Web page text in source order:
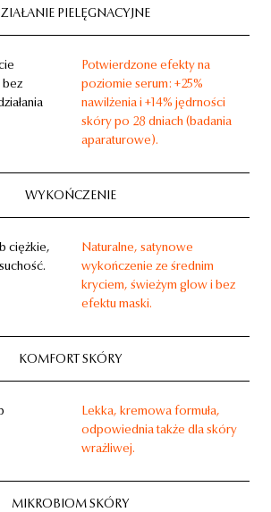
PIELĘGNACYJNE
bez
Potwierdzone efekty na
poziomie serum: +25%
nawilżenia i +14% jędrności
skóry po 28 dniach (badania
aparaturowe).
WYKOŃCZENIE
ciężkie,
Naturalne, satynowe
wykończenie ze średnim
kryciem, świeżym glow i bez
efektu maski.
KOMFORT SKÓRY
Lekka, kremowa formuła,
odpowiednia także dla skóry
wrażliwej.
MIKROBIOM SKÓRY